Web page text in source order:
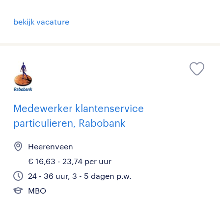
bekijk vacature
Medewerker klantenservice
particulieren, Rabobank
Heerenveen
€ 16,63 - 23,74 per uur
24 - 36 uur, 3 - 5 dagen p.w.
MBO